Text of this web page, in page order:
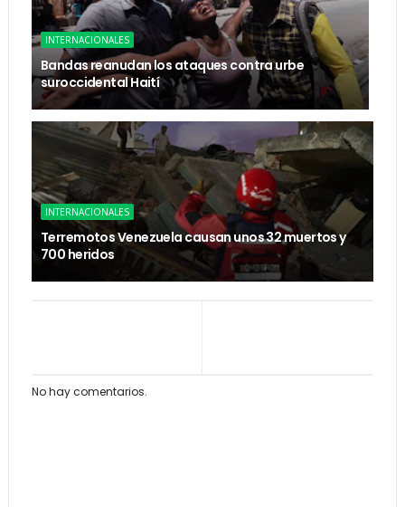
INTERNACIONALES
Bandas reanudan los ataques contra urbe
suroccidental Haití
INTERNACIONALES
Terremotos Venezuela causan unos 32 muertos y
700 heridos
No hay comentarios.